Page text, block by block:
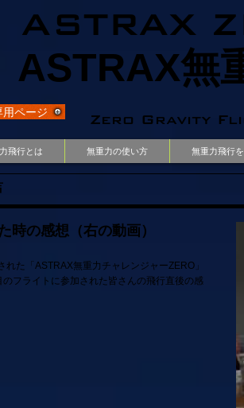
ASTRAX
ASTRAX無
Zero Gravity
ページ
飛行とは 無重力の使い方 無重力飛行
時の感想（右の動画）
た「ASTRAX無重力チャレンジャーZERO」
フライトに参加された皆さんの飛行直後の感